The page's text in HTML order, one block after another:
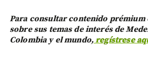
Para consultar contenido
sobre sus temas de interés de
Colombia y el mundo,regístrese